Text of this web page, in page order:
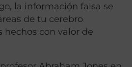
la información falsa se
de tu cerebro
hechos con valor de